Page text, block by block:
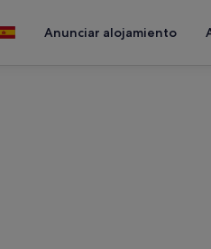
Anunciar alojamiento